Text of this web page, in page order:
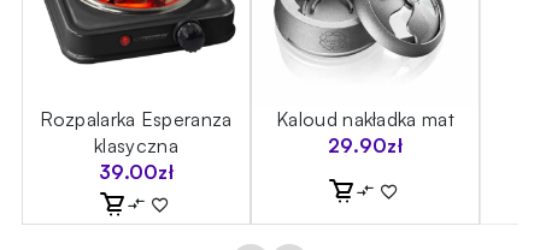
Rozpalarka Esperanza
klasyczna
39.00zł
Kaloud nakładka mat
29.90zł